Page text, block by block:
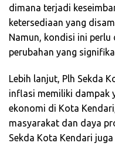
dimana terjadi
ketersediaan yang
Namun, kondisi ini
perubahan yang
Lebih lanjut, Plh Sekda
inflasi memiliki dampak
ekonomi di Kota
masyarakat dan daya
Sekda Kota Kendari